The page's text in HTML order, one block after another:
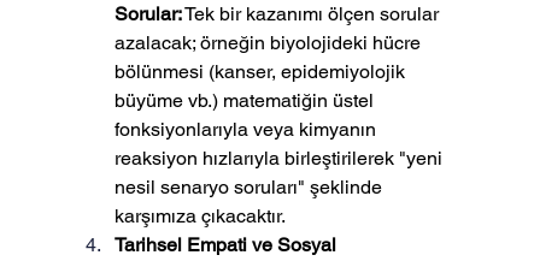
Sorular: Tek bir kazanımı ölçen sorular
azalacak; örneğin biyolojideki hücre
bölünmesi (kanser, epidemiyolojik
büyüme vb.) matematiğin üstel
fonksiyonlarıyla veya kimyanın
reaksiyon hızlarıyla birleştirilerek "yeni
nesil senaryo soruları" şeklinde
karşımıza çıkacaktır.
Tarihsel Empati ve Sosyal